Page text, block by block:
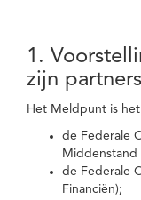
1.
zijn partners
Het Meldpunt is
de Federale
Middenstand
de Federale
Financiën);